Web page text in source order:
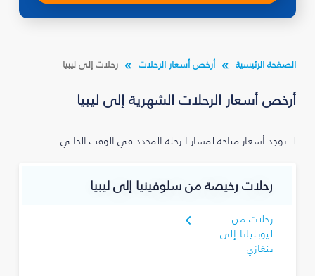
الصفحة الرئيسية أرخص أسعار الرحلات رحلات إلى ليبيا
أرخص أسعار الرحلات الشهرية إلى ليبيا
لا توجد أسعار متاحة لمسار الرحلة المحدد في الوقت الحالي.
رحلات رخيصة من سلوفينيا إلى ليبيا
رحلات من
ليوبليانا إلى
بنغازي